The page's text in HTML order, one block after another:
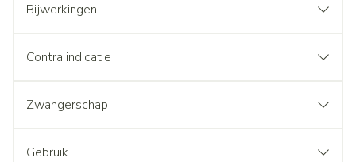
Bijwerkingen
Contra indicatie
Zwangerschap
Gebruik